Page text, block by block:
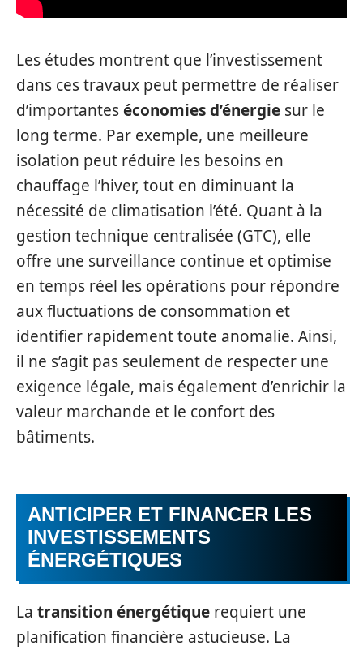
Les études montrent que l’investissement
dans ces travaux peut permettre de réaliser
d’importanteséconomies d’énergie sur le
long terme. Par exemple, une meilleure
isolation peut réduire les besoins en
chauffage l’hiver, tout en diminuant la
nécessité de climatisation l’été. Quant à la
gestion technique centralisée (GTC), elle
offre une surveillance continue et optimise
en temps réel les opérations pour répondre
aux fluctuations de consommation et
identifier rapidement toute anomalie. Ainsi,
il ne s’agit pas seulement de respecter une
exigence légale, mais également d’enrichir la
valeur marchande et le confort des
bâtiments.
ANTICIPER ET FINANCER LES
INVESTISSEMENTS
ÉNERGÉTIQUES
La transition énergétique requiert une
planification financière astucieuse. La